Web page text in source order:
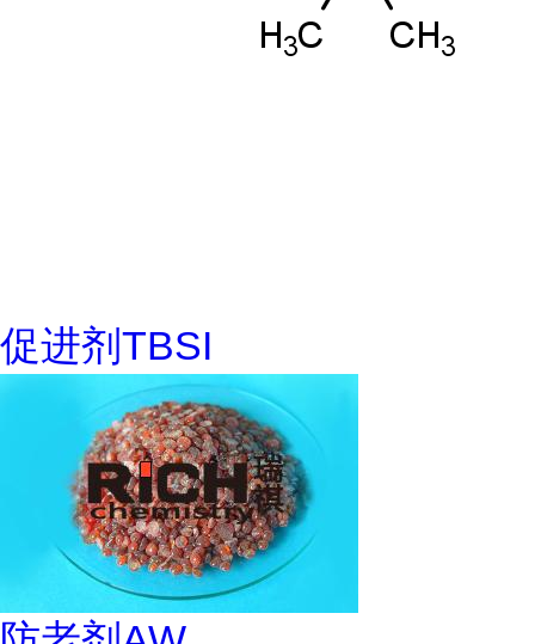
促进剂TBSI